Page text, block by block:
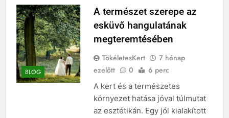
BLOG
A természet szerepe az
esküvő hangulatának
megteremtésében
TökéletesKert
7 hónap
ezelőtt
0 6 perc
A kert és a természetes
környezet hatása jóval túlmutat
az esztétikán. Egy jól kialakított